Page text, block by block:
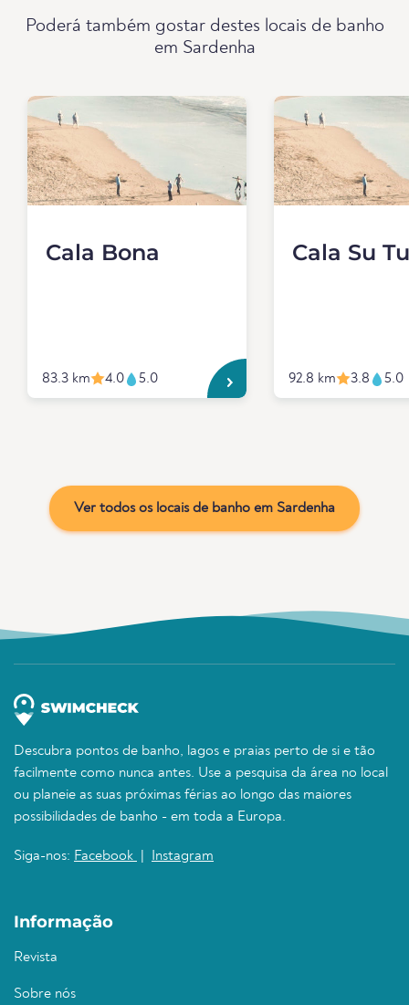
Poderá também gostar destes locais de banho
em Sardenha
Cala Bona
83.3 km 4.0 5.0
Cala Su
92.8 km 3.8 5.0
Ver todos os locais de banho em Sardenha
Descubra pontos de banho, lagos e praias perto de si e tão
facilmente como nunca antes. Use a pesquisa da área no local
ou planeie as suas próximas férias ao longo das maiores
possibilidades de banho - em toda a Europa.
Siga-nos: Facebook Instagram
Informação
Revista
Sobre nós